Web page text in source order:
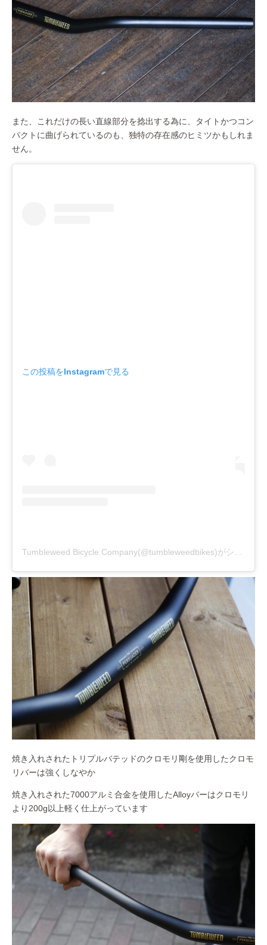
また、これだけの長い直線部分を捻出する為に、タイトかつコン
パクトに曲げられているのも、独特の存在感のヒミツかもしれま
せん。
この投稿をInstagramで見る
焼き入れされたトリプルバテッドのクロモリ剛を使用したクロモ
リバーは強くしなやか
焼き入れされた7000アルミ合金を使用したAlloyバーはクロモリ
より200g以上軽く仕上がっています